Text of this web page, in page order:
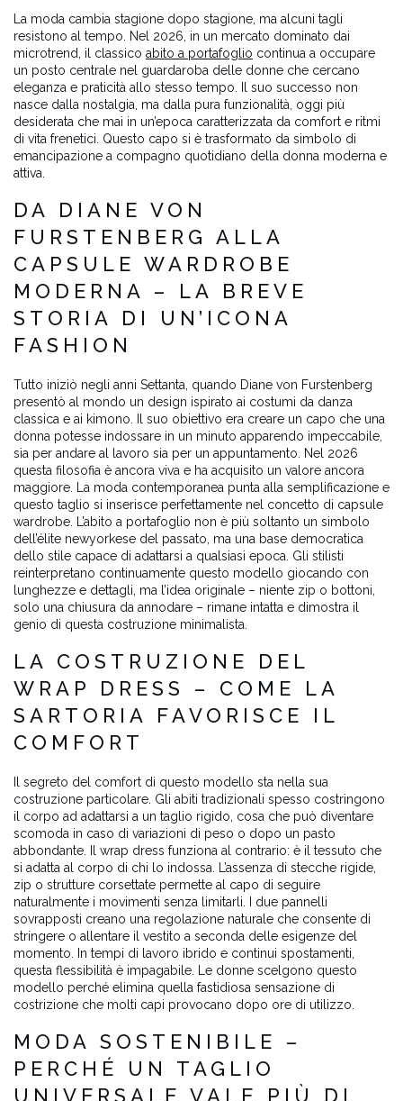
La moda cambia stagione dopo stagione, ma alcuni tagli
resistono al tempo. Nel 2026, in un mercato dominato dai
microtrend, il classico abito a portafoglio continua a occupare
un posto centrale nel guardaroba delle donne che cercano
eleganza e praticità allo stesso tempo. Il suo successo non
nasce dalla nostalgia, ma dalla pura funzionalità, oggi più
desiderata che mai in un’epoca caratterizzata da comfort e ritmi
di vita frenetici. Questo capo si è trasformato da simbolo di
emancipazione a compagno quotidiano della donna moderna e
attiva.
DA DIANE VON
FURSTENBERG ALLA
CAPSULE WARDROBE
MODERNA – LA BREVE
STORIA DI UN’ICONA
FASHION
Tutto iniziò negli anni Settanta, quando Diane von Furstenberg
presentò al mondo un design ispirato ai costumi da danza
classica e ai kimono. Il suo obiettivo era creare un capo che una
donna potesse indossare in un minuto apparendo impeccabile,
sia per andare al lavoro sia per un appuntamento. Nel 2026
questa filosofia è ancora viva e ha acquisito un valore ancora
maggiore. La moda contemporanea punta alla semplificazione e
questo taglio si inserisce perfettamente nel concetto di capsule
wardrobe. L’abito a portafoglio non è più soltanto un simbolo
dell’élite newyorkese del passato, ma una base democratica
dello stile capace di adattarsi a qualsiasi epoca. Gli stilisti
reinterpretano continuamente questo modello giocando con
lunghezze e dettagli, ma l’idea originale – niente zip o bottoni,
solo una chiusura da annodare – rimane intatta e dimostra il
genio di questa costruzione minimalista.
LA COSTRUZIONE DEL
WRAP DRESS – COME LA
SARTORIA FAVORISCE IL
COMFORT
Il segreto del comfort di questo modello sta nella sua
costruzione particolare. Gli abiti tradizionali spesso costringono
il corpo ad adattarsi a un taglio rigido, cosa che può diventare
scomoda in caso di variazioni di peso o dopo un pasto
abbondante. Il wrap dress funziona al contrario: è il tessuto che
si adatta al corpo di chi lo indossa. L’assenza di stecche rigide,
zip o strutture corsettate permette al capo di seguire
naturalmente i movimenti senza limitarli. I due pannelli
sovrapposti creano una regolazione naturale che consente di
stringere o allentare il vestito a seconda delle esigenze del
momento. In tempi di lavoro ibrido e continui spostamenti,
questa flessibilità è impagabile. Le donne scelgono questo
modello perché elimina quella fastidiosa sensazione di
costrizione che molti capi provocano dopo ore di utilizzo.
MODA SOSTENIBILE –
PERCHÉ UN TAGLIO
UNIVERSALE VALE PIÙ DI